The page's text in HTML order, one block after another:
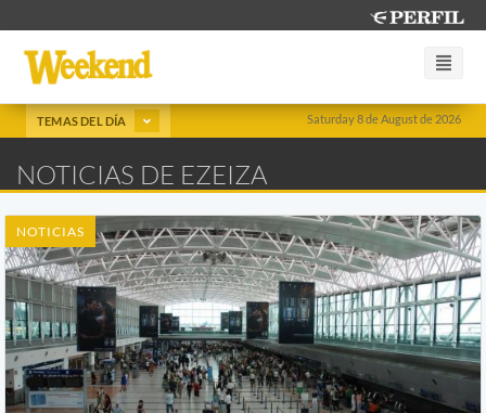
Saturday 8 de August de 2026
TEMAS DEL DÍA
NOTICIAS DE EZEIZA
NOTICIAS